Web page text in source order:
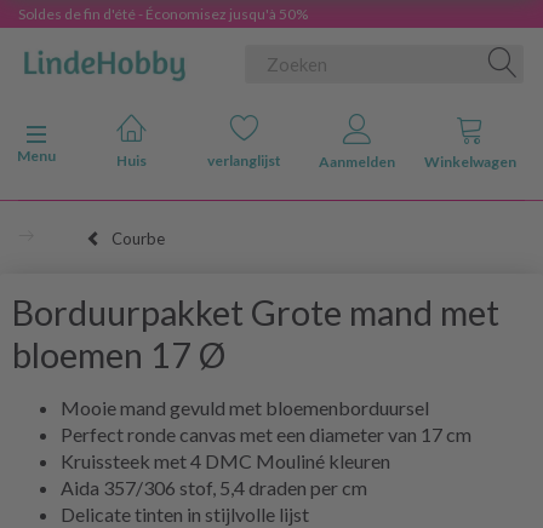
Soldes de fin d'été - Économisez jusqu'à 50%
Navigatie in-/uitschakelen
Menu
Huis verlanglijst Aanmelden Winkelwagen
Courbe
Borduurpakket Grote mand met
bloemen 17 Ø
Mooie mand gevuld met bloemenborduursel
Perfect ronde canvas met een diameter van 17 cm
Kruissteek met 4 DMC Mouliné kleuren
Aida 357/306 stof, 5,4 draden per cm
Delicate tinten in stijlvolle lijst